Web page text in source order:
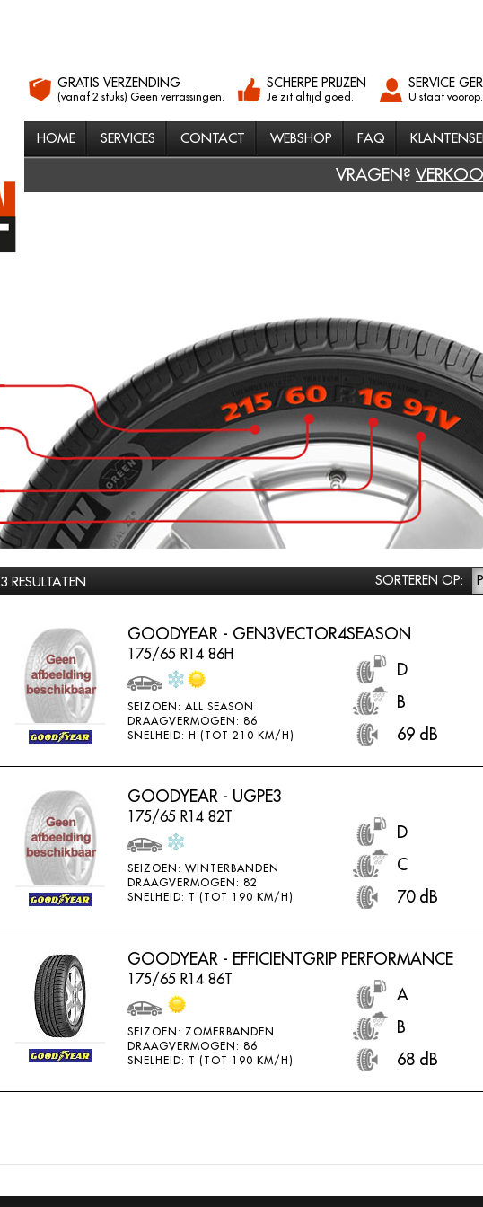
GRATIS VERZENDING
(vanaf 2 stuks) Geen verrassingen.
SCHERPE PRIJZEN
Je zit altijd goed.
SERVICE
U staat voorop.
HOME SERVICES CONTACT WEBSHOP FAQ
VRAGEN?
3 RESULTATEN SORTEREN OP:
GOODYEAR - GEN3VECTOR4SEASON
175/65 R14 86H
SEIZOEN: ALL SEASON
DRAAGVERMOGEN: 86
SNELHEID: H (TOT 210 KM/H)
D
B
69 dB
GOODYEAR - UGPE3
175/65 R14 82T
SEIZOEN: WINTERBANDEN
DRAAGVERMOGEN: 82
SNELHEID: T (TOT 190 KM/H)
D
C
70 dB
GOODYEAR - EFFICIENTGRIP PERFORMANCE
175/65 R14 86T
SEIZOEN: ZOMERBANDEN
DRAAGVERMOGEN: 86
SNELHEID: T (TOT 190 KM/H)
A
B
68 dB